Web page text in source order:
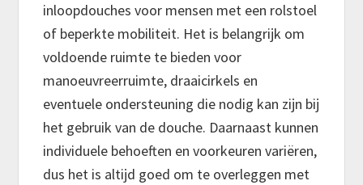
inloopdouches voor mensen met een rolstoel
of beperkte mobiliteit. Het is belangrijk om
voldoende ruimte te bieden voor
manoeuvreerruimte, draaicirkels en
eventuele ondersteuning die nodig kan zijn bij
het gebruik van de douche. Daarnaast kunnen
individuele behoeften en voorkeuren variëren,
dus het is altijd goed om te overleggen met